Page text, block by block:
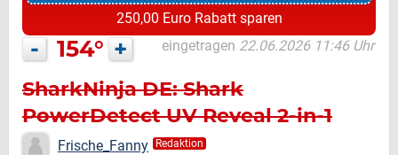
250,00 Euro Rabatt sparen
- 154° + eingetragen 22.06.2026 11:46 Uhr
SharkNinja DE: Shark
PowerDetect UV Reveal 2-in-1
Saug- und Wischroboter für nur
Frische_Fanny Redaktion